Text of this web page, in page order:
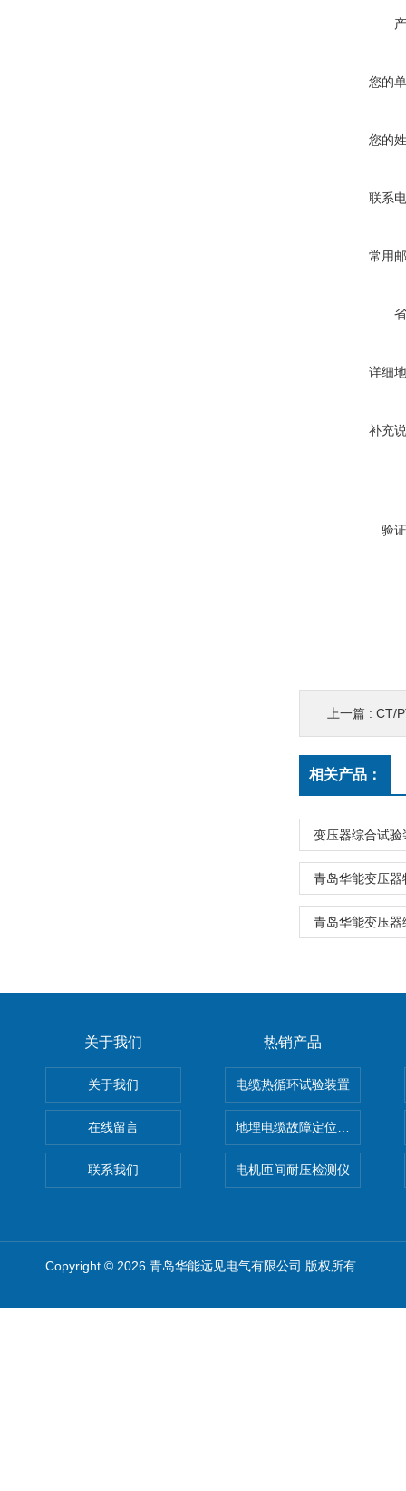
您的
您的
联系
常用
详细
补充
验
上一篇 : CT/
相关产品：
变压器综合试
青岛华能变压
青岛华能变压
关于我们
关于我们
在线留言
联系我们
热销产品
电缆热循环试验装置
地埋电缆故障定位仪 地下电
电机匝间耐压检测仪
Copyright © 2026 青岛华能远见电气有限公司 版权所有